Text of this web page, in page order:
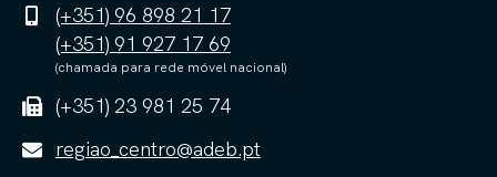
(+351) 96 898 21 17
(+351) 91 927 17 69
(chamada para rede móvel nacional)
(+351) 23 981 25 74
regiao_centro@adeb.pt